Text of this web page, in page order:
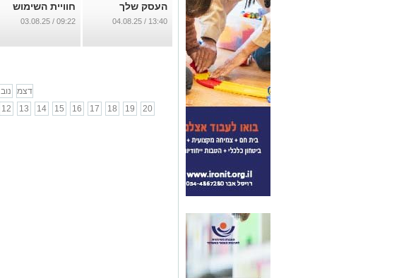
העסק שלך
באינטרנט
13:40 / 04.08.25
חוויית השימוש
...
09:22 / 03.08.25
נוב
דצמ
12 13 14 15 16 17 18 19
20